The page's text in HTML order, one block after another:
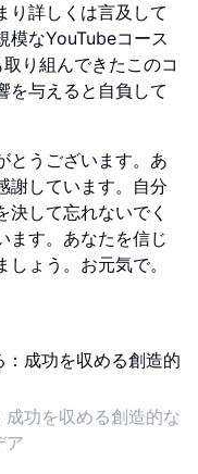
り詳しくは言及して
模なYouTubeコース
り組んできたこのコ
を与えると自負して
とうございます。あ
謝しています。自分
して忘れないでく
ます。あなたを信じ
ょう。お元気で。
功を収める創造的な
ア